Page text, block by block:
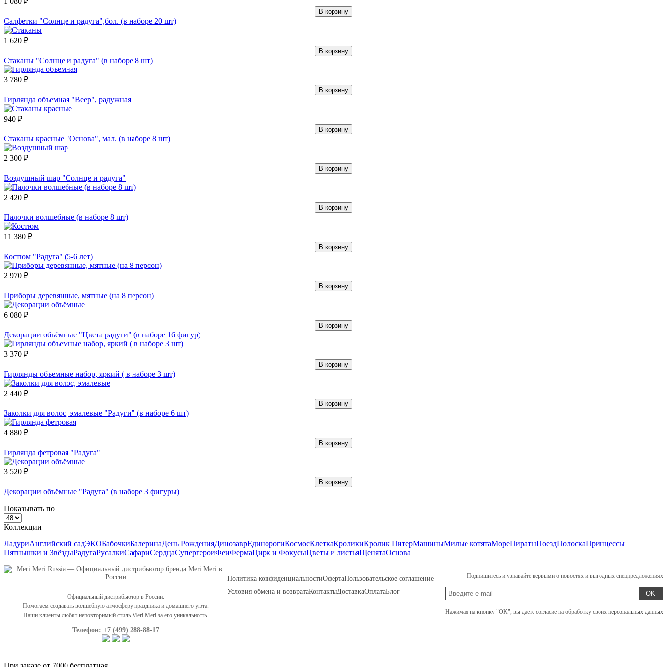
В корзину
Салфетки "Солнце и радуга",бол. (в наборе 20 шт)
1 620 ₽
В корзину
Стаканы "Солнце и радуга" (в наборе 8 шт)
3 780 ₽
В корзину
Гирлянда объемная "Веер", радужная
940 ₽
В корзину
Стаканы красные "Основа", мал. (в наборе 8 шт)
2 300 ₽
В корзину
Воздушный шар "Солнце и радуга"
2 420 ₽
В корзину
Палочки волшебные (в наборе 8 шт)
11 380 ₽
В корзину
Костюм "Радуга" (5-6 лет)
2 970 ₽
В корзину
Приборы деревянные, мятные (на 8 персон)
6 080 ₽
В корзину
Декорации объёмные "Цвета радуги" (в наборе 16 фигур)
3 370 ₽
В корзину
Гирлянды объемные набор, яркий ( в наборе 3 шт)
2 440 ₽
В корзину
Заколки для волос, эмалевые "Радуги" (в наборе 6 шт)
4 880 ₽
В корзину
Гирлянда фетровая "Радуга"
3 520 ₽
В корзину
Декорации объёмные "Радуга" (в наборе 3 фигуры)
Показывать по
Коллекции
ЛадуриАнглийский садЭКОБабочкиБалеринаДень РожденияДинозаврЕдинорогиКосмосКлеткаКроликиКролик ПитерМашиныМилые котятаМореПиратыПоездПолоскаПринцессы
Пятнышки и ЗвёздыРадугаРусалкиСафариСердцаСупергероиФеиФермаЦирк и ФокусыЦветы и листьяЩенятаОснова
Официальный дистрибьютор в России.
Помогаем создавать волшебную атмосферу праздника и домашнего уюта.
Наши клиенты любят неповторимый стиль Meri Meri за его уникальность.
Телефон: +7 (499) 288-88-17
Политика конфиденциальностиОфертаПользовательское соглашение
Условия обмена и возвратаКонтактыДоставкаОплатаБлог
Подпишитесь и узнавайте первыми о новостях и выгодных спецпредложениях
OK
Нажимая на кнопку "OK", вы даете согласие на обработку своих персональных данных
При заказе от 7000 бесплатная